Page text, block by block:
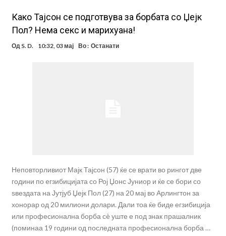
Како Тајсон се подготвува за борбата со Џејк
Пол? Нема ceкс и мариxуана!
Од S. D. 10:32, 03 мај Во : Останати
Неповторливиот Мајк Тајсон (57) ќе се врати во рингот две
години по eгзибицијата со Рој Џонс Јуниор и ќе се бори со
ѕвездата на Јутјуб Џејк Пол (27) на 20 мај во Арлингтон за
хонорар од 20 милиони долари. Дали тоа ќе биде егзибиција
или професионална борба сè уште е под знак прашалник
(поминаа 19 години од последната професионална борба …